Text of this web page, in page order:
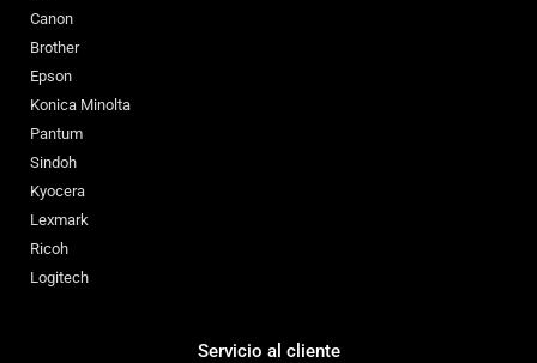
Canon
Brother
Epson
Konica Minolta
Pantum
Sindoh
Kyocera
Lexmark
Ricoh
Logitech
Servicio al cliente